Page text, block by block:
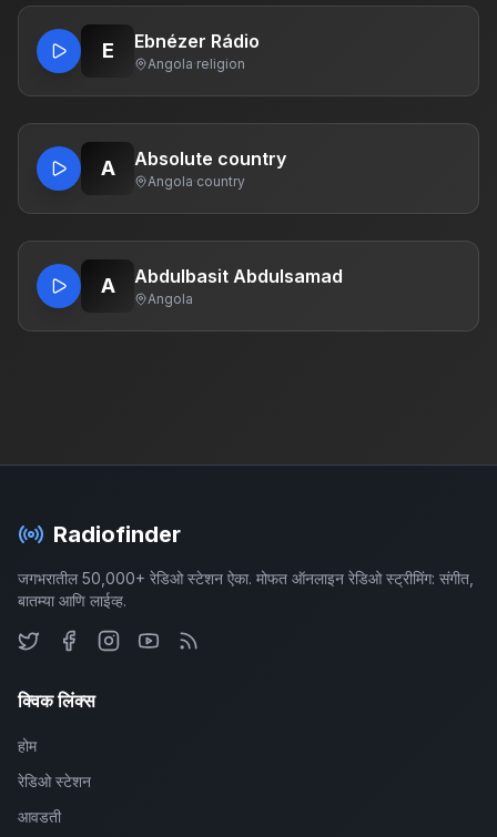
E Ebnézer Rádio
Angola·religion
A Absolute country
Angola·country
A Abdulbasit Abdulsamad
Angola
Radiofinder
जगभरातील 50,000+ रेडिओ स्टेशन ऐका. मोफत ऑनलाइन रेडिओ स्ट्रीमिंग: संगीत,
बातम्या आणि लाईव्ह.
क्विक लिंक्स
होम
रेडिओ स्टेशन
आवडती